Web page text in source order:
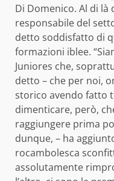
Di Domenico. Al di
responsabile del
detto soddisfatto di
formazioni iblee.
Juniores che,
detto – che per noi,
storico avendo fatto
dimenticare, però,
raggiungere prima
dunque, – ha
rocambolesca
assolutamente